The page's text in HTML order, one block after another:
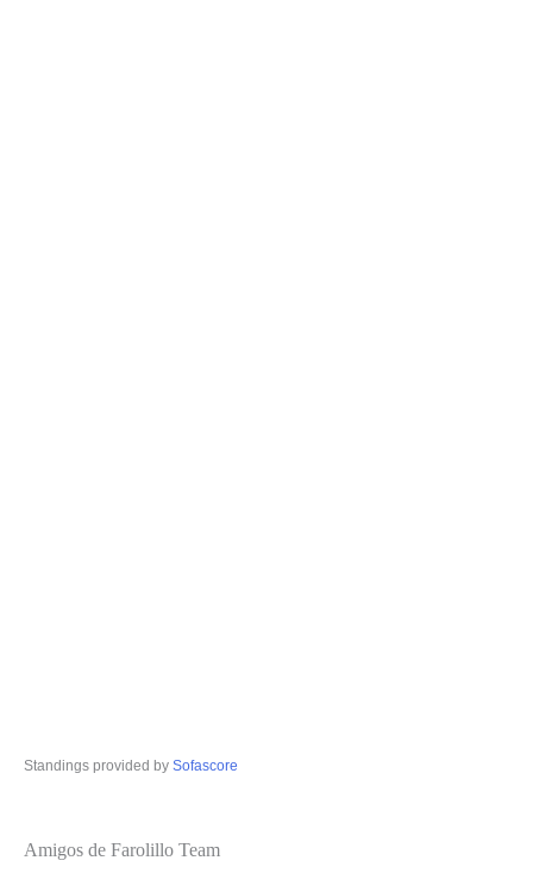
Standings provided by Sofascore
Amigos de Farolillo Team